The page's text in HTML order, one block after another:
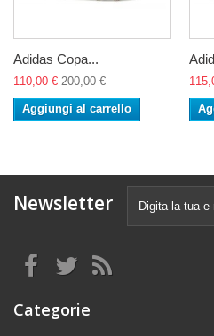
Adidas Copa...
110,00 € 200,00 €
Aggiungi al carrello
Newsletter
Categorie